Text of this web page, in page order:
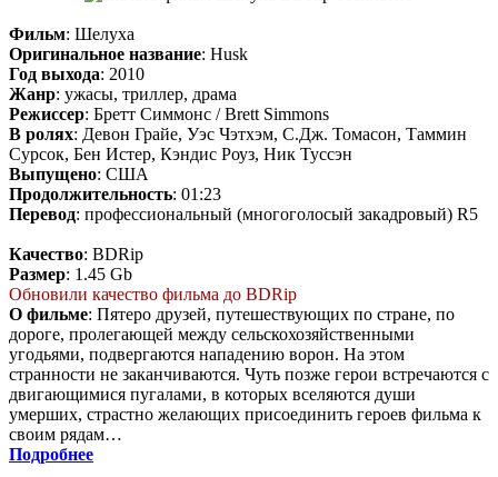
Фильм: Шелуха
Оригинальное название: Husk
Год выхода: 2010
Жанр: ужасы, триллер, драма
Режиссер: Бретт Симмонс / Brett Simmons
В ролях: Девон Грайе, Уэс Чэтхэм, С.Дж. Томасон, Таммин
Сурсок, Бен Истер, Кэндис Роуз, Ник Туссэн
Выпущено: США
Продолжительность: 01:23
Перевод: профессиональный (многоголосый закадровый) R5
Качество: BDRip
Размер: 1.45 Gb
Обновили качество фильма до BDRip
О фильме: Пятеро друзей, путешествующих по стране, по
дороге, пролегающей между сельскохозяйственными
угодьями, подвергаются нападению ворон. На этом
странности не заканчиваются. Чуть позже герои встречаются с
двигающимися пугалами, в которых вселяются души
умерших, страстно желающих присоединить героев фильма к
своим рядам…
Подробнее